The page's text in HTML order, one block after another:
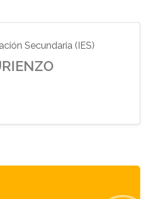
Secundaria (IES)